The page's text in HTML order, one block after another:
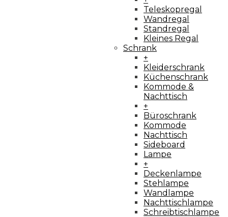
Teleskopregal
Wandregal
Standregal
Kleines Regal
Schrank
+
Kleiderschrank
Küchenschrank
Kommode &
Nachttisch
+
Büroschrank
Kommode
Nachttisch
Sideboard
Lampe
+
Deckenlampe
Stehlampe
Wandlampe
Nachttischlampe
Schreibtischlampe